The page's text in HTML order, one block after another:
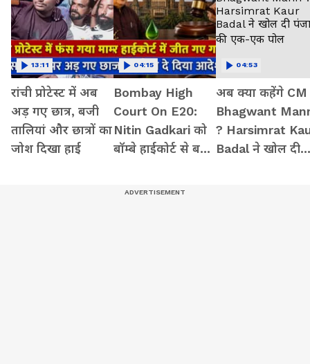
रांची प्रोटेस्ट में अब
अड़ गए छात्र, बजी
तालियां और छात्रों का
जोश दिखा हाई
13:11
Bombay High
Court On E20:
Nitin Gadkari को
बॉम्बे हाईकोर्ट से बड़ी
04:15
अब क्या कहेंगे CM
Bhagwant
? Harsimrat
Badal ने खोल दी
04:53